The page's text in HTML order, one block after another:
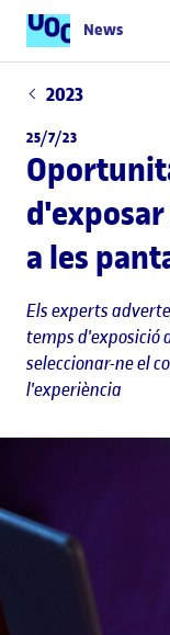
News
2023
25/7/23
a les
Els experts
temps d'exposició
seleccionar-ne el
l'experiència